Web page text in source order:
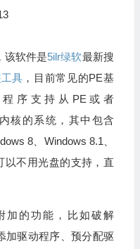
该软件是5ilr绿软最新搜
具，目前常见的PE基
序支持从PE或者
核的系统，其中包含
8、Windows 8.1、
以不用光盘的支持，直
加的功能，比如破解
加驱动程序、预分配驱